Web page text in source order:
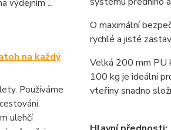
výdejním ...
na každý
Používáme
ulehčí
O maximální
rychlé a jisté
Velká 200 mm PU
100 kg je ideální
vteřiny snadno